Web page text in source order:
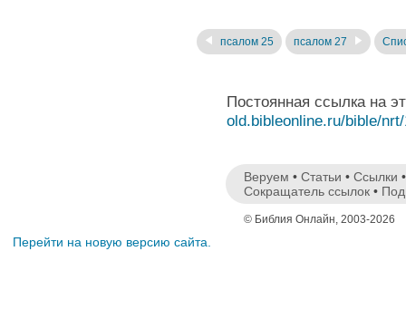
псалом 25 псалом 27
Постоянная ссылка на
old.bibleonline.ru/bible/
Веруем • Статьи • Ссылки
Сокращатель ссылок •
© Библия Онлайн, 2003-2026
Перейти на новую версию сайта.